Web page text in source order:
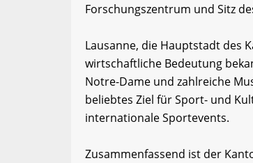
Forschungszentrum und Sitz
Lausanne, die Hauptstadt des
wirtschaftliche Bedeutung
Notre-Dame und zahlreiche
beliebtes Ziel für Sport- und
internationale Sportevents.
Zusammenfassend ist der